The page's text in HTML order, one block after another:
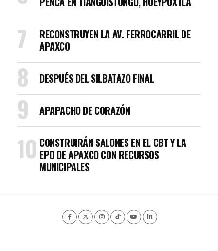
RECONSTRUYEN LA AV. FERROCARRIL DE
APAXCO
DESPUÉS DEL SILBATAZO FINAL
APAPACHO DE CORAZÓN
CONSTRUIRÁN SALONES EN EL CBT Y LA
EPO DE APAXCO CON RECURSOS
MUNICIPALES